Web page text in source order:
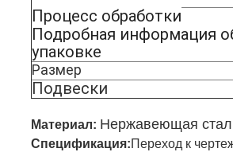
Процесс обработки
Подробная информация
упаковке
Размер
Подвески
Материал: Нержавеющая
Спецификация: Переход к